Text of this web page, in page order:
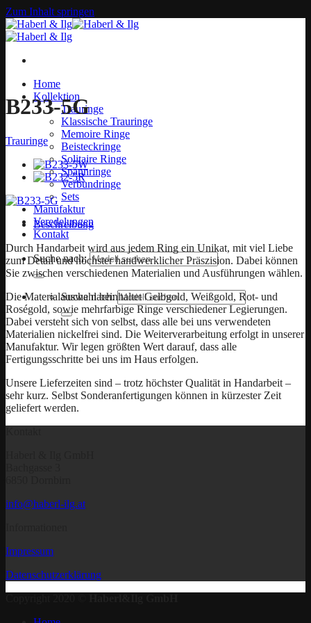
Zum Inhalt springen
Home
Kollektion
Trauringe
Klassische Trauringe
Memoire Ringe
Beisteckringe
Solitaire Ringe
Spannringe
Verbundringe
Sets
Manufaktur
Veredelungen
Kontakt
Suche nach:
Suche nach:
B233-5G
Trauringe
Beschreibung
Durch Handarbeit wird aus jedem Ring ein Unikat, mit viel Liebe
zum Detail und höchster handwerklicher Präszision. Dabei können
Sie zwischen verschiedenen Materialien und Ausführungen wählen.
Die Materialauswahl beinhaltet Gelbgold, Weißgold, Rot- und
Roségold, sowie mehrfarbige Ringe verschiedener Legierungen.
Dabei versteht sich von selbst, dass alle bei uns verwendeten
Materialien nickelfrei sind. Die Weiterverarbeitung erfolgt in unserer
Manufaktur. Wir legen größten Wert darauf, dass alle
Fertigungsschritte bei uns im Haus erfolgen.
Unsere Lieferzeiten sind – trotz höchster Qualität in Handarbeit –
sehr kurz. Selbst Sonderanfertigungen können in kürzester Zeit
geliefert werden.
info@haberl-ilg.at
Impressum
Datenschutzerklärung